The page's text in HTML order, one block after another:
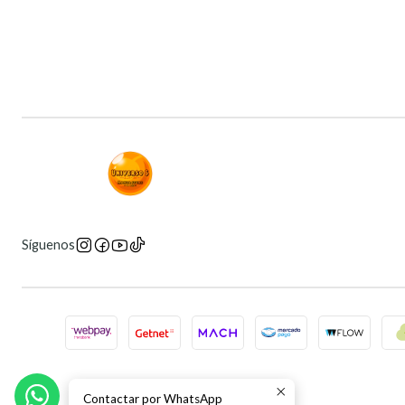
Síguenos
Contactar por WhatsApp